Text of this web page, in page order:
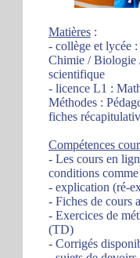
Matières :
- collège et lycée
Chimie / Biologie
scientifique
- licence L1 :
Méthodes :
fiches
Compétences
- Les cours en
conditions
- explication (ré-
- Fiches de cours
- Exercices de
(TD)
- Corrigés